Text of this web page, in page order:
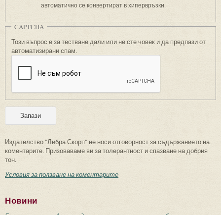
автоматично се конвертират в хипервръзки.
CAPTCHA
Този въпрос е за тестване дали или не сте човек и да предпази от
автоматизирани спам.
Издателство "Либра Скорп" не носи отговорност за съдържанието на
коментарите. Призоваваме ви за толерантност и спазване на добрия
тон.
Условия за ползване на коментарите
Новини